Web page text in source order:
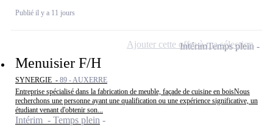
Publié il y a 11 jours
Menuisier F/H
SYNERGIE - 89 - AUXERRE
Entreprise spécialisé dans la fabrication de meuble, façade de cuisine en boisNous
recherchons une personne ayant une qualification ou une expérience significative, un
étudiant venant d'obtenir son...
Intérim - Temps plein
IntérimTemps plein
Ajouter cette offre à ma sélection